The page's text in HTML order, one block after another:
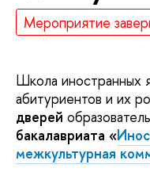
Мероприятие
Школа иностранных
абитуриентов и их
дверей
бакалавриата «
межкультурная